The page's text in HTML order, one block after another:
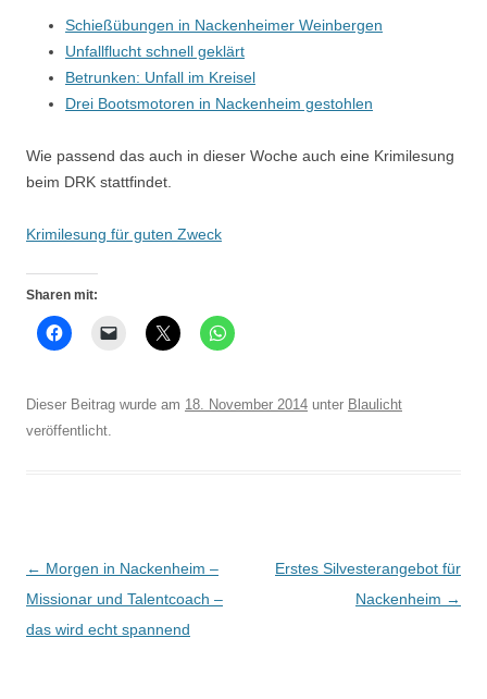
Schießübungen in Nackenheimer Weinbergen
Unfallflucht schnell geklärt
Betrunken: Unfall im Kreisel
Drei Bootsmotoren in Nackenheim gestohlen
Wie passend das auch in dieser Woche auch eine Krimilesung
beim DRK stattfindet.
Krimilesung für guten Zweck
Sharen mit:
Dieser Beitrag wurde am 18. November 2014 unter Blaulicht
veröffentlicht.
Beitrags-
Navigation
← Morgen in Nackenheim –
Missionar und Talentcoach –
das wird echt spannend
Erstes Silvesterangebot für
Nackenheim →